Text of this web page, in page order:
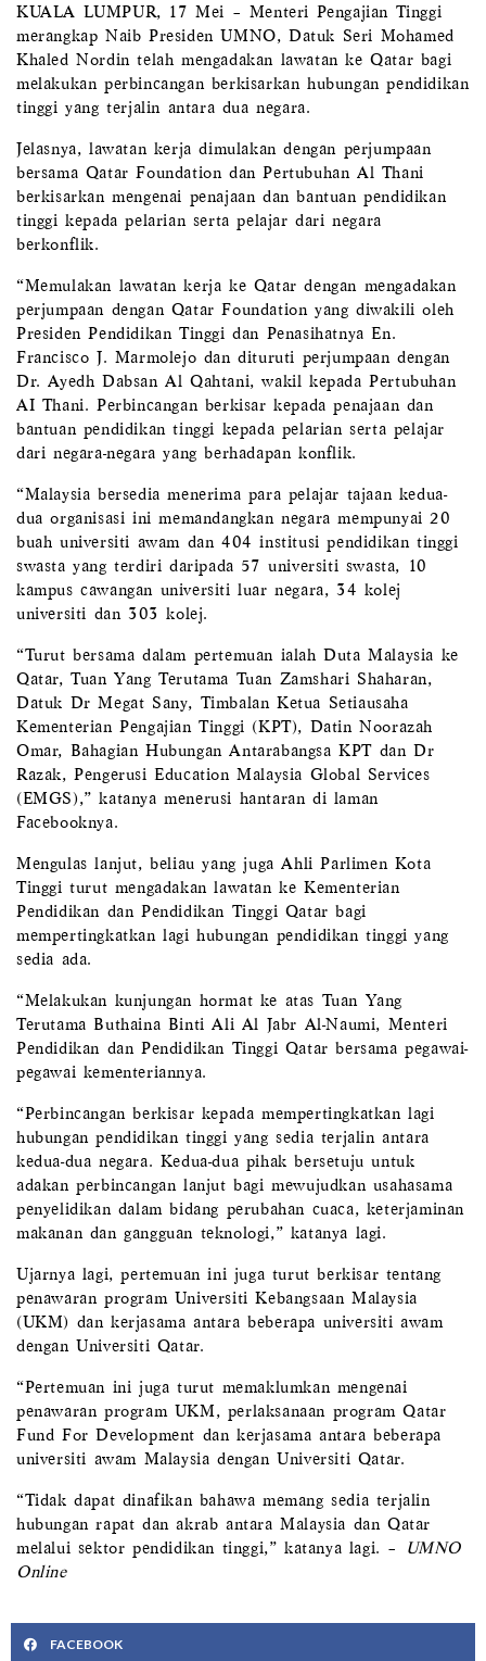
KUALA LUMPUR, 17 Mei – Menteri Pengajian Tinggi
merangkap Naib Presiden UMNO, Datuk Seri Mohamed
Khaled Nordin telah mengadakan lawatan ke Qatar bagi
melakukan perbincangan berkisarkan hubungan pendidikan
tinggi yang terjalin antara dua negara.
Jelasnya, lawatan kerja dimulakan dengan perjumpaan
bersama Qatar Foundation dan Pertubuhan Al Thani
berkisarkan mengenai penajaan dan bantuan pendidikan
tinggi kepada pelarian serta pelajar dari negara
berkonflik.
“Memulakan lawatan kerja ke Qatar dengan mengadakan
perjumpaan dengan Qatar Foundation yang diwakili oleh
Presiden Pendidikan Tinggi dan Penasihatnya En.
Francisco J. Marmolejo dan dituruti perjumpaan dengan
Dr. Ayedh Dabsan Al Qahtani, wakil kepada Pertubuhan
AI Thani. Perbincangan berkisar kepada penajaan dan
bantuan pendidikan tinggi kepada pelarian serta pelajar
dari negara-negara yang berhadapan konflik.
“Malaysia bersedia menerima para pelajar tajaan kedua-
dua organisasi ini memandangkan negara mempunyai 20
buah universiti awam dan 404 institusi pendidikan tinggi
swasta yang terdiri daripada 57 universiti swasta, 10
kampus cawangan universiti luar negara, 34 kolej
universiti dan 303 kolej.
“Turut bersama dalam pertemuan ialah Duta Malaysia ke
Qatar, Tuan Yang Terutama Tuan Zamshari Shaharan,
Datuk Dr Megat Sany, Timbalan Ketua Setiausaha
Kementerian Pengajian Tinggi (KPT), Datin Noorazah
Omar, Bahagian Hubungan Antarabangsa KPT dan Dr
Razak, Pengerusi Education Malaysia Global Services
(EMGS),” katanya menerusi hantaran di laman
Facebooknya.
Mengulas lanjut, beliau yang juga Ahli Parlimen Kota
Tinggi turut mengadakan lawatan ke Kementerian
Pendidikan dan Pendidikan Tinggi Qatar bagi
mempertingkatkan lagi hubungan pendidikan tinggi yang
sedia ada.
“Melakukan kunjungan hormat ke atas Tuan Yang
Terutama Buthaina Binti Ali Al Jabr Al-Naumi, Menteri
Pendidikan dan Pendidikan Tinggi Qatar bersama pegawai-
pegawai kementeriannya.
“Perbincangan berkisar kepada mempertingkatkan lagi
hubungan pendidikan tinggi yang sedia terjalin antara
kedua-dua negara. Kedua-dua pihak bersetuju untuk
adakan perbincangan lanjut bagi mewujudkan usahasama
penyelidikan dalam bidang perubahan cuaca, keterjaminan
makanan dan gangguan teknologi,” katanya lagi.
Ujarnya lagi, pertemuan ini juga turut berkisar tentang
penawaran program Universiti Kebangsaan Malaysia
(UKM) dan kerjasama antara beberapa universiti awam
dengan Universiti Qatar.
“Pertemuan ini juga turut memaklumkan mengenai
penawaran program UKM, perlaksanaan program Qatar
Fund For Development dan kerjasama antara beberapa
universiti awam Malaysia dengan Universiti Qatar.
“Tidak dapat dinafikan bahawa memang sedia terjalin
hubungan rapat dan akrab antara Malaysia dan Qatar
melalui sektor pendidikan tinggi,” katanya lagi. – UMNO
Online
FACEBOOK